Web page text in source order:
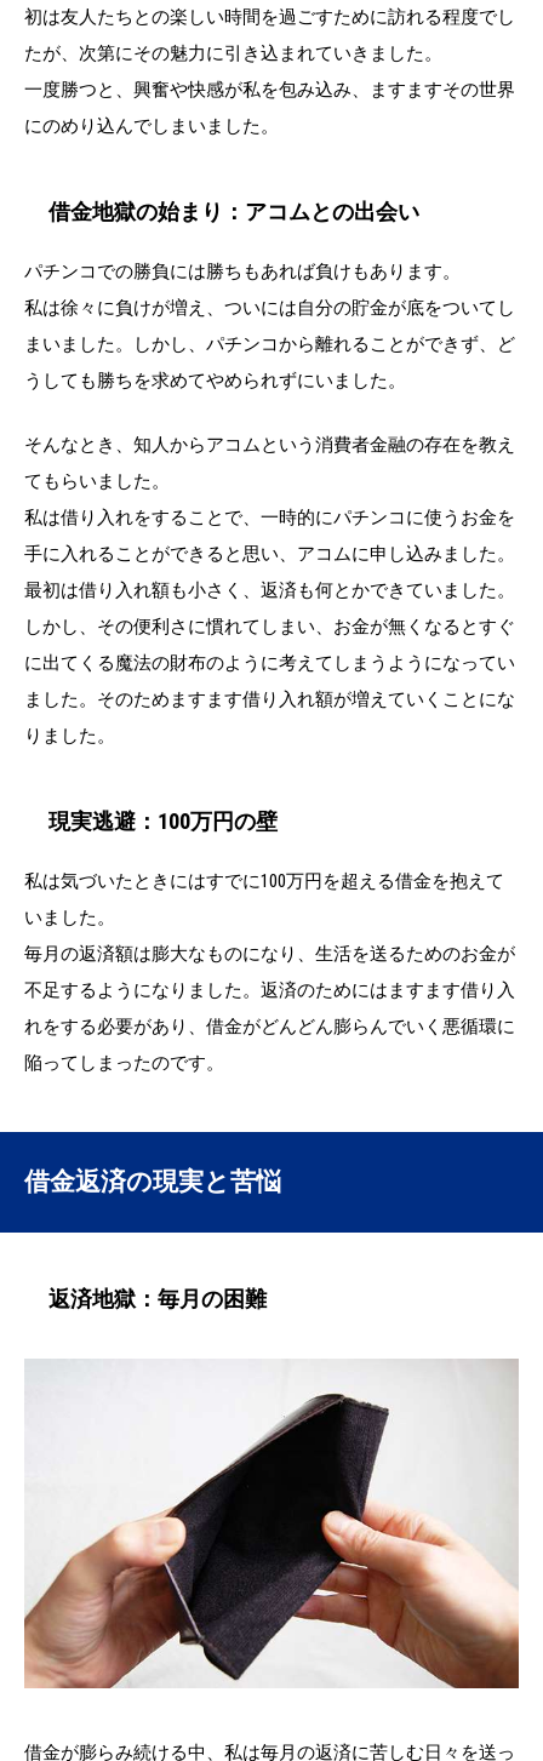
初は友人たちとの楽しい時間を過ごすために訪れる程度でし
たが、次第にその魅力に引き込まれていきました。
一度勝つと、興奮や快感が私を包み込み、ますますその世界
にのめり込んでしまいました。
借金地獄の始まり：アコムとの出会い
パチンコでの勝負には勝ちもあれば負けもあります。
私は徐々に負けが増え、ついには自分の貯金が底をついてし
まいました。しかし、パチンコから離れることができず、ど
うしても勝ちを求めてやめられずにいました。
そんなとき、知人からアコムという消費者金融の存在を教え
てもらいました。
私は借り入れをすることで、一時的にパチンコに使うお金を
手に入れることができると思い、アコムに申し込みました。
最初は借り入れ額も小さく、返済も何とかできていました。
しかし、その便利さに慣れてしまい、お金が無くなるとすぐ
に出てくる魔法の財布のように考えてしまうようになってい
ました。そのためますます借り入れ額が増えていくことにな
りました。
現実逃避：100万円の壁
私は気づいたときにはすでに100万円を超える借金を抱えて
いました。
毎月の返済額は膨大なものになり、生活を送るためのお金が
不足するようになりました。返済のためにはますます借り入
れをする必要があり、借金がどんどん膨らんでいく悪循環に
陥ってしまったのです。
借金返済の現実と苦悩
返済地獄：毎月の困難
借金が膨らみ続ける中、私は毎月の返済に苦しむ日々を送っ